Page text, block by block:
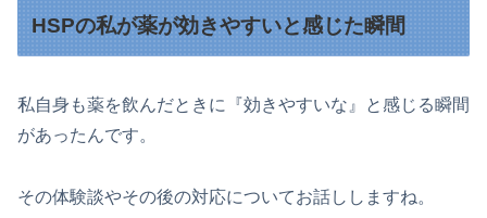
HSPの私が薬が効きやすいと感じた瞬間
私自身も薬を飲んだときに『効きやすいな』と感じる瞬間
があったんです。
その体験談やその後の対応についてお話ししますね。